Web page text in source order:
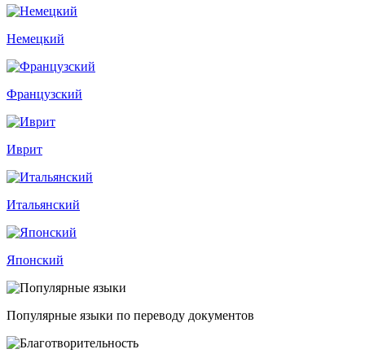
Немецкий
Французский
Иврит
Итальянский
Японский
Популярные языки по переводу документов